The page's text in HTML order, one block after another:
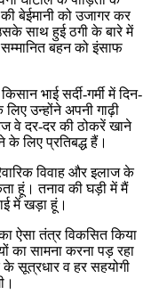
बेईमानी को उजागर कर
साथ हुई ठगी के बारे में
बहन को इंसाफ
भाई सर्दी-गर्मी में दिन-
उन्होंने अपनी गाढ़ी
वे दर-दर की ठोकरें खाने
लिए प्रतिबद्ध हैं।
विवाह और इलाज के
हूं। तनाव की घड़ी में मैं
में खड़ा हूं।
ऐसा तंत्र विकसित किया
का सामना करना पड़ रहा
सूत्रधार व हर सहयोगी